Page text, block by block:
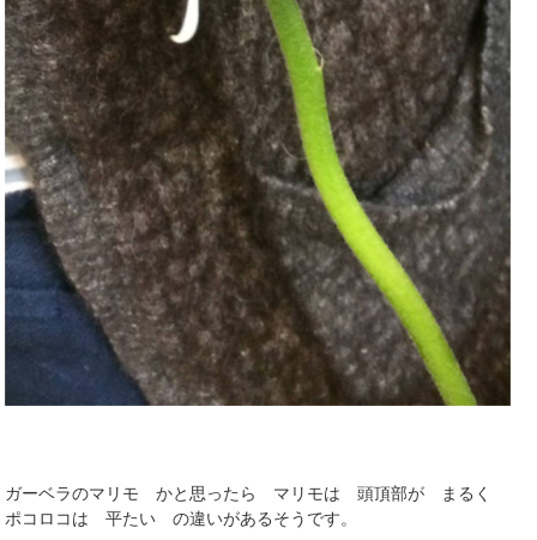
ガーベラのマリモ かと思ったら マリモは 頭頂部が まるく
ポコロコは 平たい の違いがあるそうです。